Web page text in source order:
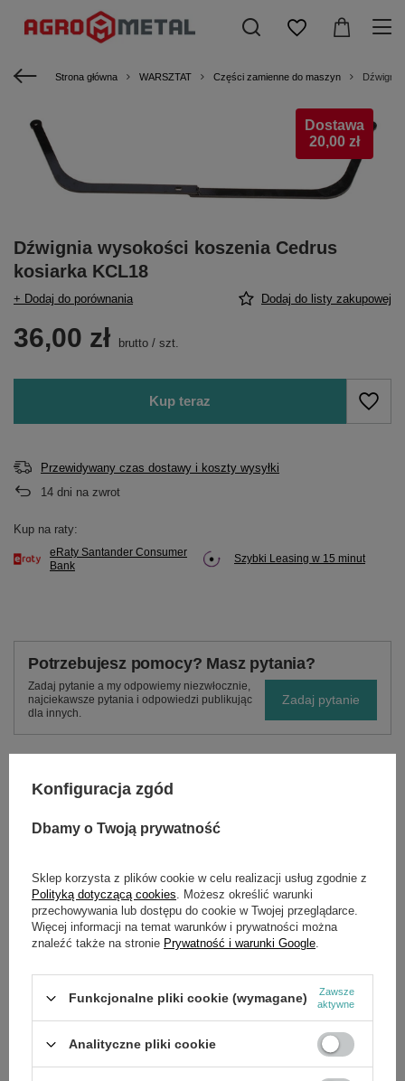
Strona główna WARSZTAT Części zamienne do maszyn
Dostawa
20,00 zł
Dźwignia wysokości koszenia Cedrus
kosiarka KCL18
+ Dodaj do porównania Dodaj do listy zakupowej
36,00 zł brutto / szt.
Kup teraz
Przewidywany czas dostawy i koszty wysyłki
14 dni na zwrot
Kup na raty:
eRaty Santander Consumer
Bank
Szybki Leasing w 15 minut
Potrzebujesz pomocy? Masz pytania?
Zadaj pytanie a my odpowiemy niezwłocznie,
najciekawsze pytania i odpowiedzi publikując
dla innych.
Zadaj pytanie
OPIS
SZCZEGÓŁOWE DANE
OPINIE (0)
OSTATNIO OGLĄDANE
Konfiguracja zgód
Dbamy o Twoją prywatność
Sklep korzysta z plików cookie w celu realizacji usług zgodnie z
Polityką dotyczącą cookies . Możesz określić warunki
przechowywania lub dostępu do cookie w Twojej przeglądarce.
Więcej informacji na temat warunków i prywatności można
znaleźć także na stronie Prywatność i warunki Google
Funkcjonalne pliki cookie (wymagane)
Zawsze
aktywne
Analityczne pliki cookie